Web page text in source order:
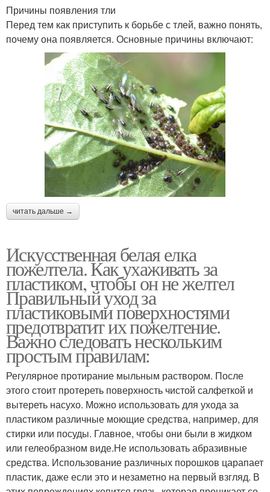
Причины появления тли
Перед тем как приступить к борьбе с тлей, важно понять,
почему она появляется. Основные причины включают:
читать дальше →
Искусственная белая елка
пожелтела. Как ухаживать за
пластиком, чтобы он не желтел
Правильный уход за
пластиковыми поверхностями
предотвратит их пожелтение.
Важно следовать нескольким
простым правилам:
Регулярное протирание мыльным раствором. После
этого стоит протереть поверхность чистой салфеткой и
вытереть насухо. Можно использовать для ухода за
пластиком различные моющие средства, например, для
стирки или посуды. Главное, чтобы они были в жидком
или гелеобразном виде.Не использовать абразивные
средства. Использование различных порошков царапает
пластик, даже если это и незаметно на первый взгляд. В